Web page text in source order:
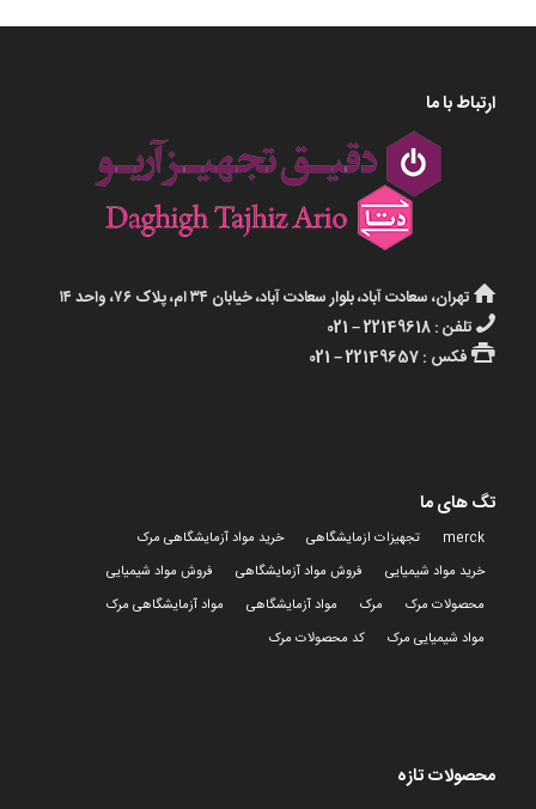
ارتباط با ما
تهران، سعادت آباد، بلوار سعادت آباد، خیابان ۳۴ ام، پلاک ۷۶، واحد ۱۴
تلفن : 22149618 – 021
فکس : 22149657 – 021
تگ های ما
merck تجهیزات ازمایشگاهی
خرید مواد آزمایشگاهی مرک
خرید مواد شیمیایی
فروش مواد آزمایشگاهی
فروش مواد شیمیایی
محصولات مرک
مرک مواد آزمایشگاهی
مواد آزمایشگاهی مرک
مواد شیمیایی مرک
کد محصولات مرک
محصولات تازه